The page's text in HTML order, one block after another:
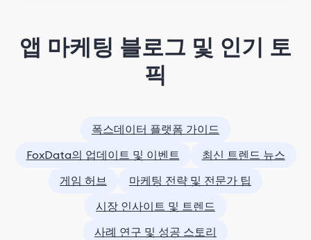
앱 마케팅 블로그 및 인기 토
픽
폭스데이터 플랫폼 가이드
FoxData의 업데이트 및 이벤트
최신 트렌드 뉴스
게임 허브
마케팅 전략 및 전문가 팁
시장 인사이트 및 트렌드
사례 연구 및 성공 스토리